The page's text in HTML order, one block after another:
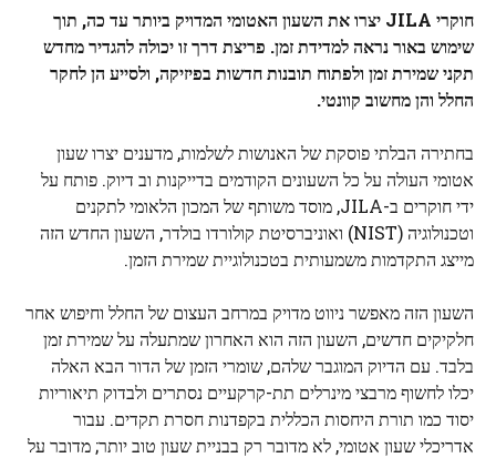
חוקרי JILA יצרו את השעון האטומי המדויק ביותר עד כה, תוך
שימוש באור נראה למדידת זמן. פריצת דרך זו יכולה להגדיר מחדש
תקני שמירת זמן ולפתוח תובנות חדשות בפיזיקה, ולסייע הן לחקר
החלל והןמחשוב קוונטי.
בחתירה הבלתי פוסקת של האנושות לשלמות, מדענים יצרו שעון
אטומי העולה על כל השעונים הקודמים בדייקנות וב דיוק. פותח על
ידי חוקרים ב-JILA, מוסד משותף של המכון הלאומי לתקנים
וטכנולוגיה (NIST) ואוניברסיטת קולורדו בולדר, השעון החדש הזה
מייצג התקדמות משמעותית בטכנולוגיית שמירת הזמן.
השעון הזה מאפשר ניווט מדויק במרחב העצום של החלל וחיפוש אחר
חלקיקים חדשים, השעון הזה הוא האחרון שמתעלה על שמירת זמן
בלבד. עם הדיוק המוגבר שלהם, שומרי הזמן של הדור הבא האלה
יכלו לחשוף מרבצי מינרלים תת-קרקעיים נסתרים ולבדוק תיאוריות
יסוד כמו תורת היחסות הכללית בקפדנות חסרת תקדים. עבור
אדריכלי שעון אטומי, לא מדובר רק בבניית שעון טוב יותר; מדובר על